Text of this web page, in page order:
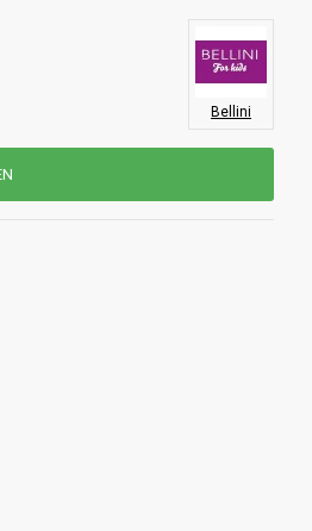
Bellini